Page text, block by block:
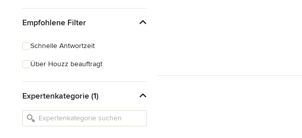
Empfohlene Filter
Schnelle Antwortzeit
Über Houzz beauftragt
Expertenkategorie (1)